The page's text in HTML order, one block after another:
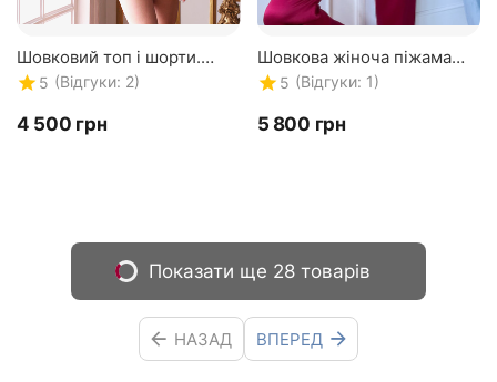
Шовковий топ і шорти.
Комплект "Севілья". TM
"Silk Kiss". Натуральний
100% шовк. чорний
5 (Відгуки: 2)
‍4 500‍ грн
Шовкова жіноча піжама
"Сідней". TM "Silk Kiss".
Натуральний 100% шовк.
Бордова
5 (Відгуки: 1)
‍5 800‍ грн
Показати ще 28 товарів
НАЗАД ВПЕРЕД